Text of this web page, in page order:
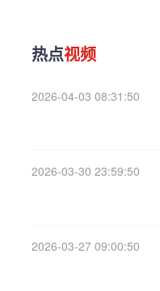
热点视频
2026-04-03 08:31:50
2026-03-30 23:59:50
2026-03-27 09:00:50